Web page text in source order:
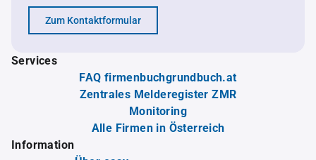
Zum Kontaktformular
Services
FAQ firmenbuchgrundbuch.at
Zentrales Melderegister ZMR
Monitoring
Alle Firmen in Österreich
Information